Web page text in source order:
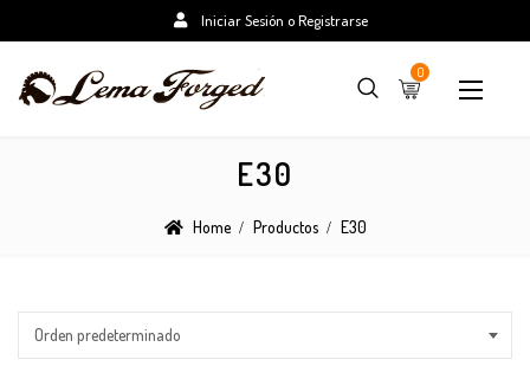
Iniciar Sesión o Registrarse
0
E30
Home Productos E30
Orden predeterminado